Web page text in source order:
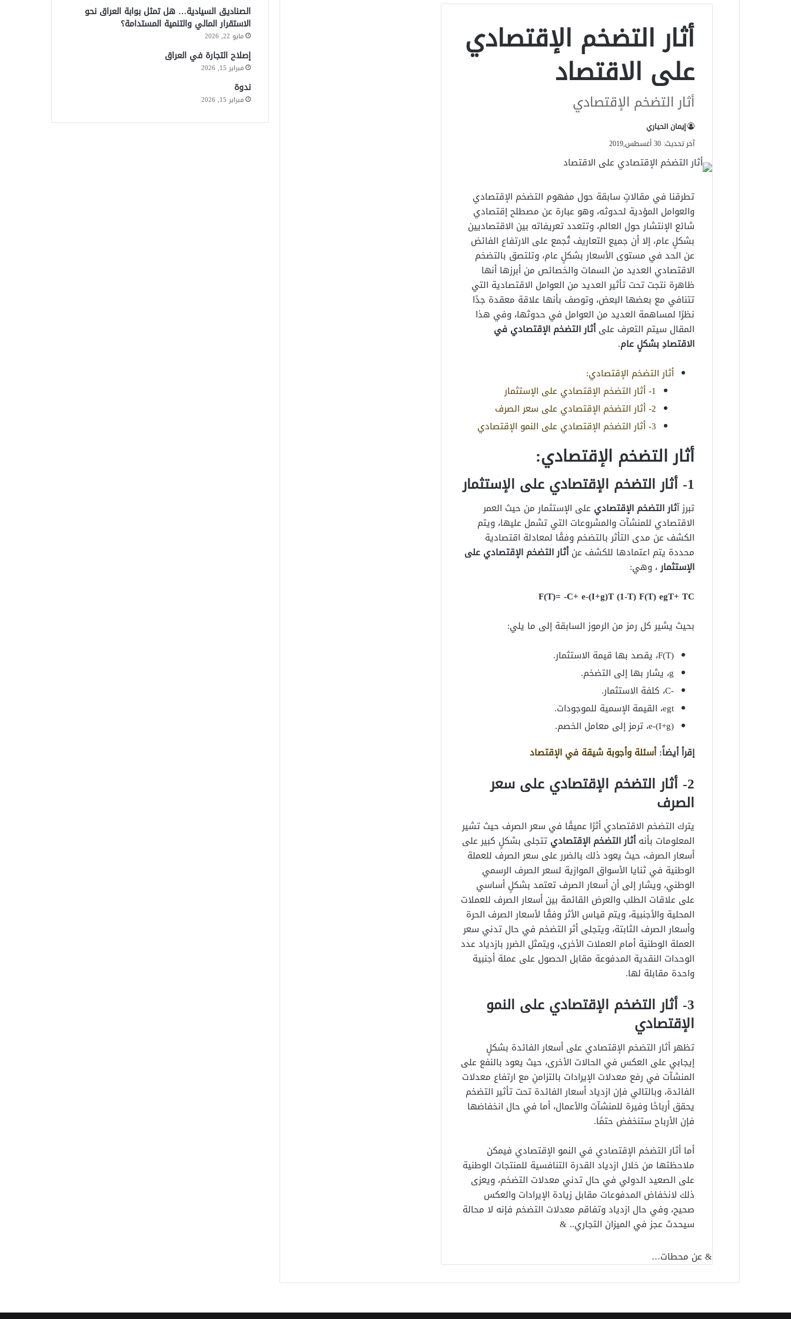
أثار التضخم الإقتصادي
على الاقتصاد
أثار التضخم الإقتصادي
إيمان الحياري
آخر تحديث: 30 أغسطس,2019
تطرقنا في مقالاتٍ سابقة حول مفهوم التضخم الإقتصادي
والعوامل المؤدية لحدوثه، وهو عبارة عن مصطلح إقتصادي
شائع الإنتشار حول العالم، وتتعدد تعريفاته بين الاقتصاديين
بشكلٍ عام، إلا أن جميع التعاريف تُجمع على الارتفاع الفائض
عن الحد في مستوى الأسعار بشكلٍ عام، وتلتصق بالتضخم
الاقتصادي العديد من السمات والخصائص من أبرزها أنها
ظاهرة نتجت تحت تأثير العديد من العوامل الاقتصادية التي
تتنافي مع بعضها البعض، وتوصف بأنها علاقة معقدة جدًا
نظرًا لمساهمة العديد من العوامل في حدوثها، وفي هذا
المقال سيتم التعرف علىأثار التضخم الإقتصادي في
الاقتصادِ بشكلٍ عام.
أثار التضخم الإقتصادي:
1- أثار التضخم الإقتصادي على الإستثمار
2- أثار التضخم الإقتصادي على سعر الصرف
3- أثار التضخم الإقتصادي على النمو الإقتصادي
أثار التضخم الإقتصادي:
1- أثار التضخم الإقتصادي على الإستثمار
تبرز آثار التضخم الإقتصادي على الإستثمار من حيث العمر
الاقتصادي للمنشآت والمشروعات التي تشمل عليها، ويتم
الكشف عن مدى التأثر بالتضخم وفقًا لمعادلة اقتصادية
محددة يتم اعتمادها للكشف عنأثار التضخم الإقتصادي على
الإستثمار، وهي:
F(T)= -C+ e-(I+g)T (1-T) F(T) egT+ TC
بحيث يشير كل رمز من الرموز السابقة إلى ما يلي:
F(T)، يقصد بها قيمة الاستثمار.
g، يشار بها إلى التضخم.
-C، كلفة الاستثمار.
egt، القيمة الإسمية للموجودات.
e-(I+g)، ترمز إلى معامل الخصم.
إقرأ أيضاً:أسئلة وأجوبة شيقة في الإقتصاد
2- أثار التضخم الإقتصادي على سعر
الصرف
يترك التضخم الاقتصادي أثرًا عميقًا في سعر الصرف حيث تشير
المعلومات بأنهأثار التضخم الإقتصادي تتجلى بشكلٍ كبير على
أسعار الصرف، حيث يعود ذلك بالضرر على سعر الصرف للعملة
الوطنية في ثنايا الأسواق الموازية لسعر الصرف الرسمي
الوطني، ويشار إلى أن أسعار الصرف تعتمد بشكلٍ أساسي
على علاقات الطلب والعرض القائمة بين أسعار الصرف للعملات
المحلية والأجنبية، ويتم قياس الأثر وفقًا لأسعار الصرف الحرة
وأسعار الصرف الثابتة، ويتجلى أثر التضخم في حال تدني سعر
العملة الوطنية أمام العملات الأخرى، ويتمثل الضرر بازدياد عدد
الوحدات النقدية المدفوعة مقابل الحصول على عملة أجنبية
واحدة مقابلة لها.
3- أثار التضخم الإقتصادي على النمو
الإقتصادي
تظهر أثار التضخم الإقتصادي على أسعار الفائدة بشكلٍ
إيجابي على العكس في الحالات الأخرى، حيث يعود بالنفع على
المنشآت في رفع معدلات الإيرادات بالتزامنِ مع ارتفاع معدلات
الفائدة، وبالتالي فإن ازدياد أسعار الفائدة تحت تأثير التضخم
يحقق أرباحًا وفيرة للمنشآت والأعمال، أما في حال انخفاضها
فإن الأرباح ستنخفض حتمًا.
أما أثار التضخم الإقتصادي في النمو الإقتصادي فيمكن
ملاحظتها من خلال ازدياد القدرة التنافسية للمنتجات الوطنية
على الصعيد الدولي في حال تدني معدلات التضخم، ويعزى
ذلك لانخفاض المدفوعات مقابل زيادة الإيرادات والعكس
صحيح، وفي حال ازدياد وتفاقم معدلات التضخم فإنه لا محالة
سيحدث عجز في الميزان التجاري.. &
& عن محطات…
الصناديق السيادية… هل تمثل بوابة العراق نحو
الاستقرار المالي والتنمية المستدامة؟
مايو 22, 2026
إصلاح التجارة في العراق
فبراير 15, 2026
ندوة
فبراير 15, 2026